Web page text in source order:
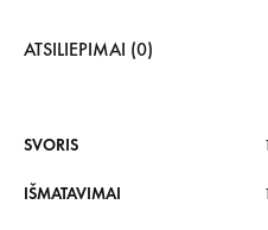
ATSILIEPIMAI (0)
SVORIS
IŠMATAVIMAI